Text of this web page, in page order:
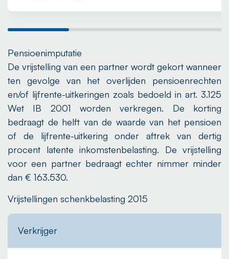
Pensioenimputatie
De vrijstelling van een partner wordt gekort wanneer
ten gevolge van het overlijden pensioenrechten
en/of lijfrente-uitkeringen zoals bedoeld in art. 3.125
Wet IB 2001 worden verkregen. De korting
bedraagt de helft van de waarde van het pensioen
of de lijfrente-uitkering onder aftrek van dertig
procent latente inkomstenbelasting. De vrijstelling
voor een partner bedraagt echter nimmer minder
dan € 163.530.
Vrijstellingen schenkbelasting 2015
Verkrijger